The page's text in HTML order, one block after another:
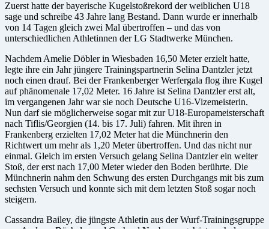
Zuerst hatte der bayerische Kugelstoßrekord der weiblichen U18
sage und schreibe 43 Jahre lang Bestand. Dann wurde er innerhalb
von 14 Tagen gleich zwei Mal übertroffen – und das von
unterschiedlichen Athletinnen der LG Stadtwerke München.
Nachdem Amelie Döbler in Wiesbaden 16,50 Meter erzielt hatte,
legte ihre ein Jahr jüngere Trainingspartnerin Selina Dantzler jetzt
noch einen drauf. Bei der Frankenberger Werfergala flog ihre Kugel
auf phänomenale 17,02 Meter. 16 Jahre ist Selina Dantzler erst alt,
im vergangenen Jahr war sie noch Deutsche U16-Vizemeisterin.
Nun darf sie möglicherweise sogar mit zur U18-Europameisterschaft
nach Tiflis/Georgien (14. bis 17. Juli) fahren. Mit ihren in
Frankenberg erzielten 17,02 Meter hat die Münchnerin den
Richtwert um mehr als 1,20 Meter übertroffen. Und das nicht nur
einmal. Gleich im ersten Versuch gelang Selina Dantzler ein weiter
Stoß, der erst nach 17,00 Meter wieder den Boden berührte. Die
Münchnerin nahm den Schwung des ersten Durchgangs mit bis zum
sechsten Versuch und konnte sich mit dem letzten Stoß sogar noch
steigern.
Cassandra Bailey, die jüngste Athletin aus der Wurf-Trainingsgruppe